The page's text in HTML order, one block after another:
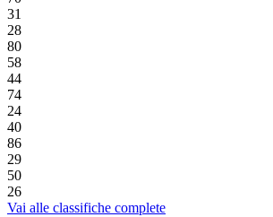
31
28
80
58
44
74
24
40
86
29
50
26
Vai alle classifiche complete